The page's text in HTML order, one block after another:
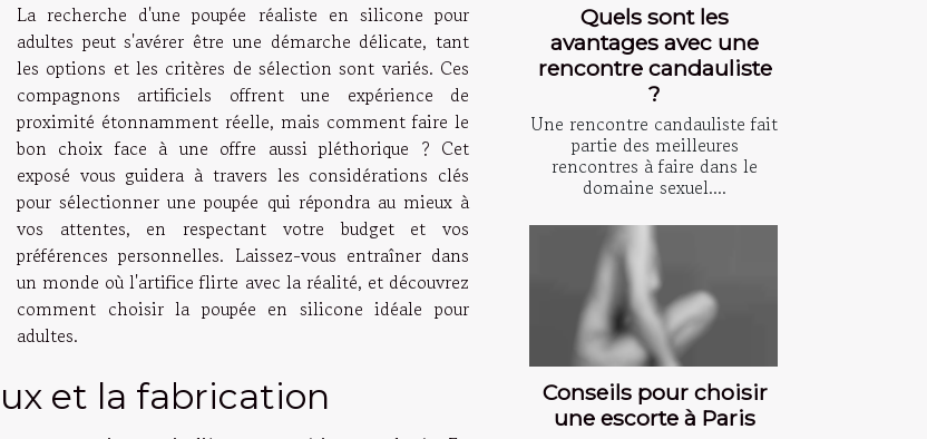
La recherche d'une poupée réaliste en silicone pour
adultes peut s'avérer être une démarche délicate, tant
les options et les critères de sélection sont variés. Ces
compagnons artificiels offrent une expérience de
proximité étonnamment réelle, mais comment faire le
bon choix face à une offre aussi pléthorique ? Cet
exposé vous guidera à travers les considérations clés
pour sélectionner une poupée qui répondra au mieux à
vos attentes, en respectant votre budget et vos
préférences personnelles. Laissez-vous entraîner dans
un monde où l'artifice flirte avec la réalité, et découvrez
comment choisir la poupée en silicone idéale pour
adultes.
et la fabrication
Quels sont les
avantages avec une
rencontre candauliste
?
Une rencontre candauliste fait
partie des meilleures
rencontres à faire dans le
domaine sexuel....
Conseils pour choisir
une escorte à Paris